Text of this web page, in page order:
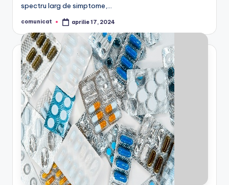
spectru larg de simptome,…
Posted
comunicat aprilie 17, 2024